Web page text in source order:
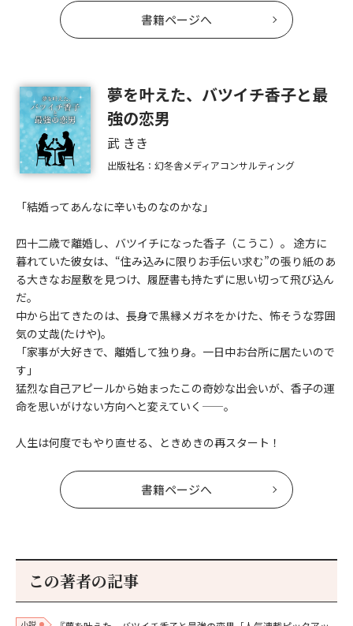
書籍ページへ
夢を叶えた、バツイチ香子と最
強の恋男
武 きき
出版社名：幻冬舎メディアコンサルティング
「結婚ってあんなに辛いものなのかな」
四十二歳で離婚し、バツイチになった香子（こうこ）。 途方に
暮れていた彼女は、“住み込みに限りお手伝い求む”の張り紙のあ
る大きなお屋敷を見つけ、履歴書も持たずに思い切って飛び込ん
だ。
中から出てきたのは、長身で黒縁メガネをかけた、怖そうな雰囲
気の丈哉(たけや)。
「家事が大好きで、離婚して独り身。一日中お台所に居たいので
す」
猛烈な自己アピールから始まったこの奇妙な出会いが、香子の運
命を思いがけない方向へと変えていく——。
人生は何度でもやり直せる、ときめきの再スタート！
書籍ページへ
この著者の記事